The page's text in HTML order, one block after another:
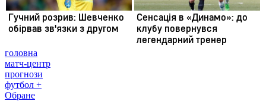
головна
матч-центр
прогнози
футбол +
Обране